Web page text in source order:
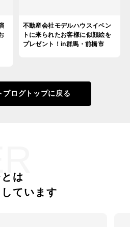
不動産会社モデルハウスイベン
トに来られたお客様に似顔絵を
プレゼント！in群馬・前橋市
ブログトップに戻る
は
ています